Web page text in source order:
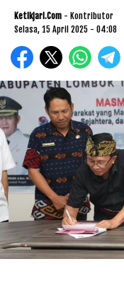
Ketikjari.com - Kontributor
Selasa, 15 April 2025 - 04:08